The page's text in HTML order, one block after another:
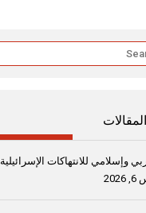
وإسلامي للانتهاكات الإسرائيلية